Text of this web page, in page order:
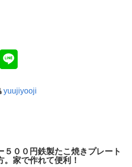
yuujiyooji
５００円鉄製たこ焼きプレート
。家で作れて便利！